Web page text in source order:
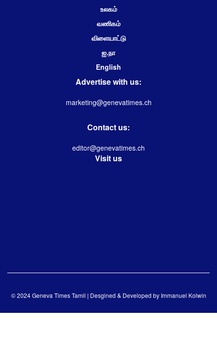
உலகம்
வணிகம்
விளையாட்டு
ஐ.நா
English
Advertise with us:
marketing@genevatimes.ch
Contact us:
editor@genevatimes.ch
Visit us
© 2024 Geneva Times Tamil | Desgined & Developed by Immanuel Kolwin